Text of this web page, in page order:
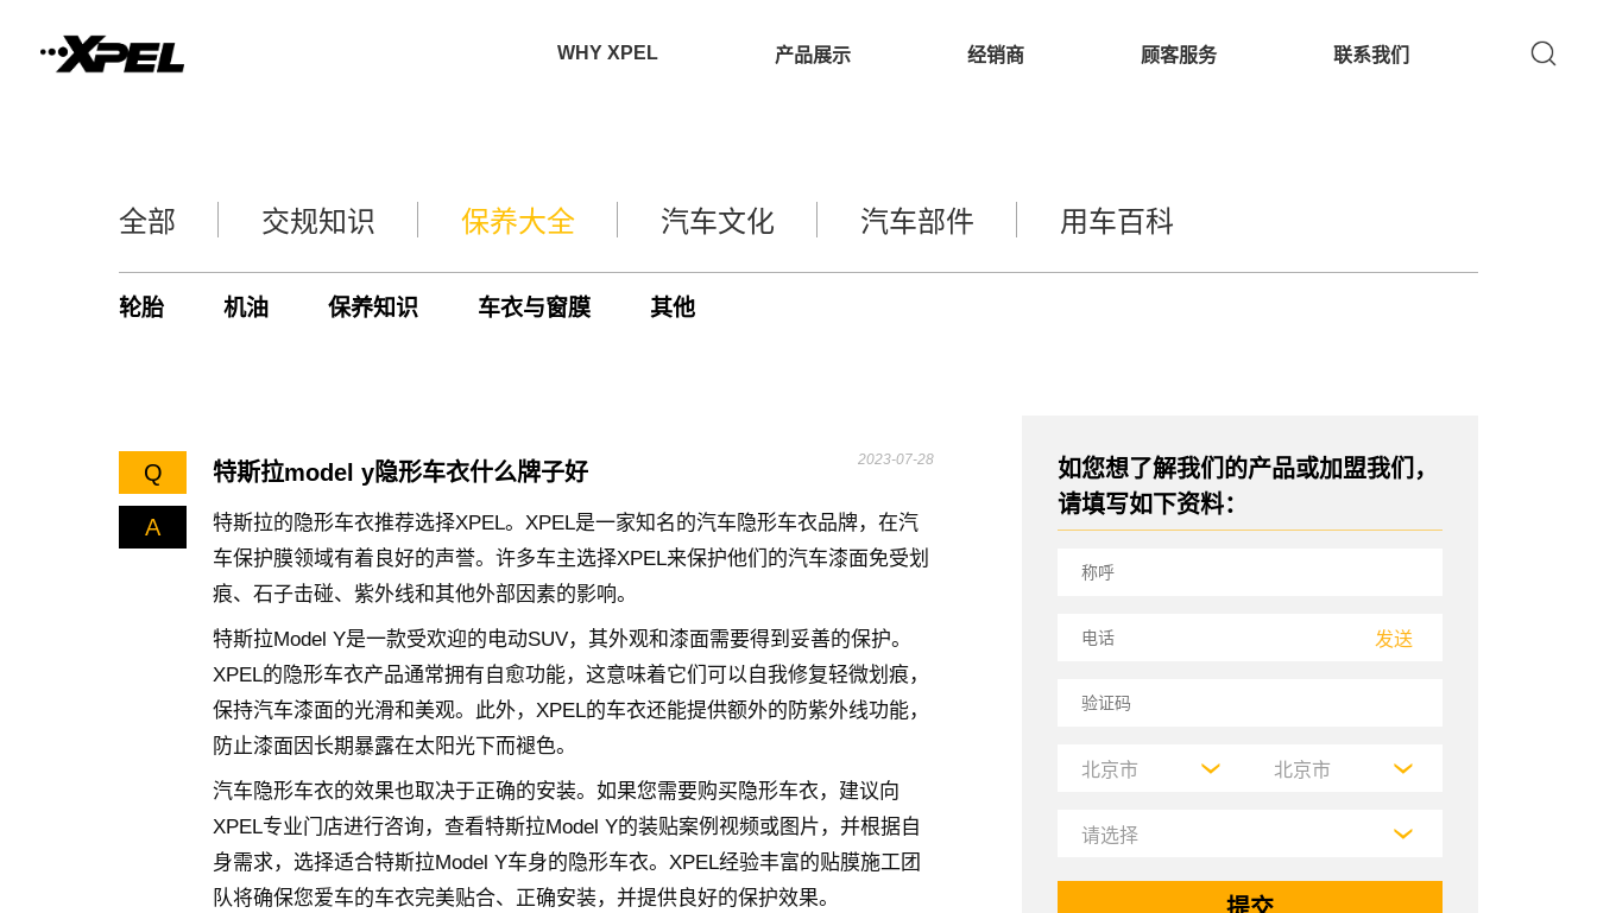
WHY XPEL 产品展示 经销商 顾客服务 联系我们
全部 交规知识 保养大全 汽车文化 汽车部件 用车百科
轮胎 机油 保养知识 车衣与窗膜 其他
Q 特斯拉model y隐形车衣什么牌子好 2023-07-28
A
特斯拉的隐形车衣推荐选择XPEL。XPEL是一家知名的汽车隐形车衣品牌，在汽
车保护膜领域有着良好的声誉。许多车主选择XPEL来保护他们的汽车漆面免受划
痕、石子击碰、紫外线和其他外部因素的影响。
特斯拉Model Y是一款受欢迎的电动SUV，其外观和漆面需要得到妥善的保护。
XPEL的隐形车衣产品通常拥有自愈功能，这意味着它们可以自我修复轻微划痕，
保持汽车漆面的光滑和美观。此外，XPEL的车衣还能提供额外的防紫外线功能，
防止漆面因长期暴露在太阳光下而褪色。
汽车隐形车衣的效果也取决于正确的安装。如果您需要购买隐形车衣，建议向
XPEL专业门店进行咨询，查看特斯拉Model Y的装贴案例视频或图片，并根据自
身需求，选择适合特斯拉Model Y车身的隐形车衣。XPEL经验丰富的贴膜施工团
队将确保您爱车的车衣完美贴合、正确安装，并提供良好的保护效果。
如您想了解我们的产品或加盟我们，
请填写如下资料：
发送